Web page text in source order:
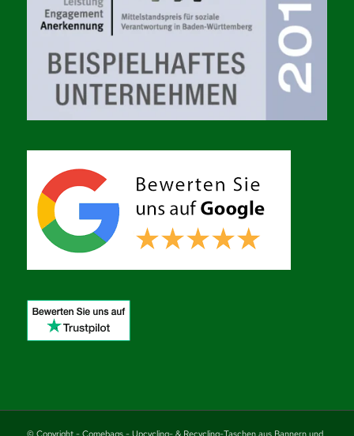
© Copyright - Comebags - Upcycling- & Recycling-Taschen aus Bannern und